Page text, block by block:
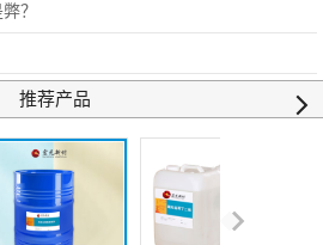
？
推荐产品